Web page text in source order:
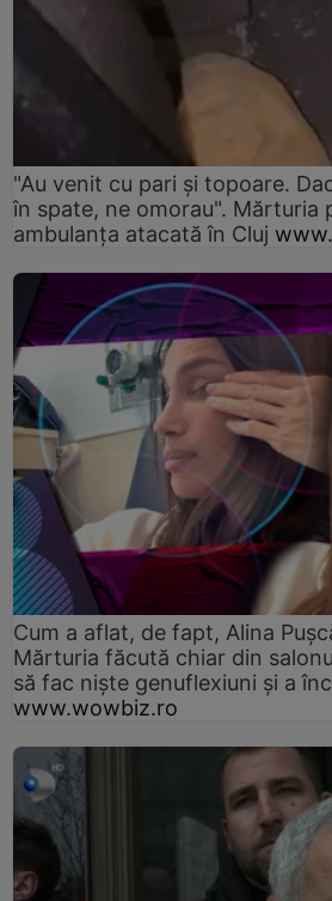
"Au venit cu pari și topoare.
în spate, ne omorau". Mărturia
ambulanţa atacată în Cluj
Cum a aflat, de fapt, Alina
Mărturia făcută chiar din
să fac niște genuflexiuni și a
www.wowbiz.ro